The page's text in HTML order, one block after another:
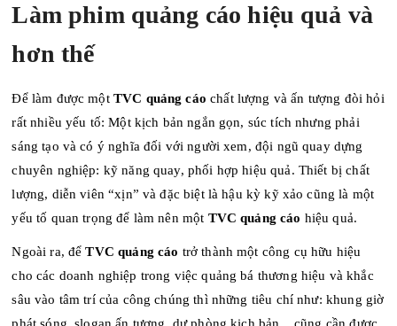
Làm phim quảng cáo hiệu quả và
hơn thế
Để làm được một TVC quảng cáo chất lượng và ấn tượng đòi hỏi
rất nhiều yếu tố: Một kịch bản ngắn gọn, súc tích nhưng phải
sáng tạo và có ý nghĩa đối với người xem, đội ngũ quay dựng
chuyên nghiệp: kỹ năng quay, phối hợp hiệu quả. Thiết bị chất
lượng, diễn viên “xịn” và đặc biệt là hậu kỳ kỹ xảo cũng là một
yếu tố quan trọng để làm nên một TVC quảng cáo hiệu quả.
Ngoài ra, đểTVC quảng cáo trở thành một công cụ hữu hiệu
cho các doanh nghiệp trong việc quảng bá thương hiệu và khắc
sâu vào tâm trí của công chúng thì những tiêu chí như: khung giờ
phát sóng, slogan ấn tượng, dự phòng kịch bản... cũng cần được